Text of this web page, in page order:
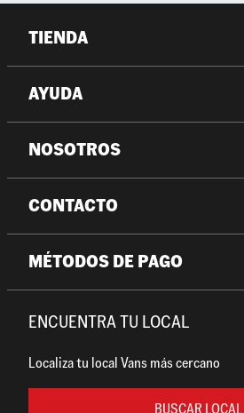
TIENDA
AYUDA
NOSOTROS
CONTACTO
MÉTODOS DE PAGO
ENCUENTRA TU LOCAL
Localiza tu local Vans más cercano